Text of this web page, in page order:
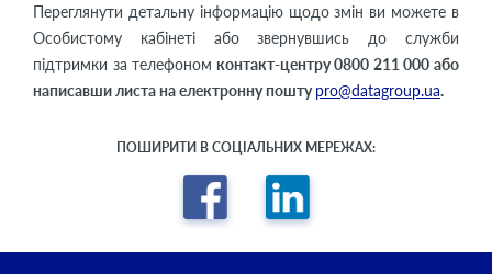
Переглянути детальну інформацію щодо змін ви можете в
Особистому кабінеті або звернувшись до служби
підтримки за телефоном контакт-центру 0800 211 000 або
написавши листа на електронну поштуpro@datagroup.ua.
ПОШИРИТИ В СОЦІАЛЬНИХ МЕРЕЖАХ: